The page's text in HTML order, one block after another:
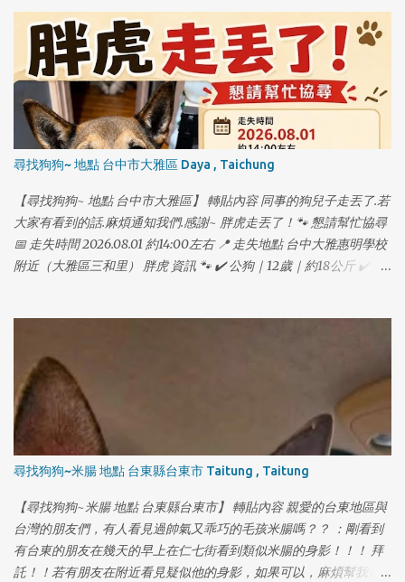
尋找狗狗~ 地點 台中市大雅區 Daya , Taichung
【尋找狗狗~ 地點 台中市大雅區】 轉貼內容 同事的狗兒子走丟了.若
大家有看到的話.麻煩通知我們.感謝~ 胖虎走丟了！🐾 懇請幫忙協尋
📅 走失時間 2026.08.01 約14:00左右 📍 走失地點 台中大雅惠明學校
附近（大雅區三和里） 胖虎 資訊 🐾 ✔️ 公狗｜12歲｜約18公斤 ✔️ 已
尋找狗狗~米腸 地點 台東縣台東市 Taitung , Taitung
【尋找狗狗~米腸 地點 台東縣台東市】 轉貼內容 親愛的台東地區與
台灣的朋友們，有人看見過帥氣又乖巧的毛孩米腸嗎？？ ：剛看到
有台東的朋友在幾天的早上在仁七街看到類似米腸的身影！！！ 拜
託！！若有朋友在附近看見疑似他的身影，如果可以，麻煩幫我們